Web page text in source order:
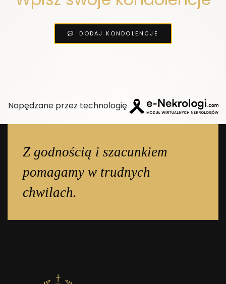
DODAJ KONDOLENCJE
Napędzane przez technologię
Z godnością i szacunkiem
pomagamy w trudnych
chwilach.